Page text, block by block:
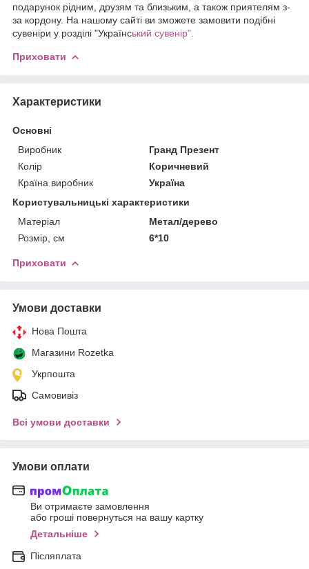
подарунок рідним, друзям та близьким, а також приятелям з-
за кордону. На нашому сайті ви зможете замовити подібні
сувеніри у розділі "Український сувенір".
Приховати
Характеристики
Основні
Виробник
Гранд Презент
Колір
Коричневий
Країна виробник
Україна
Користувальницькі характеристики
Матеріал
Метал/дерево
Розмір, см
6*10
Приховати
Умови доставки
Нова Пошта
Магазини Rozetka
Укрпошта
Самовивіз
Всі умови доставки
Умови оплати
Ви отримаєте замовлення
або гроші повернуться на вашу картку
Детальніше
Післяплата